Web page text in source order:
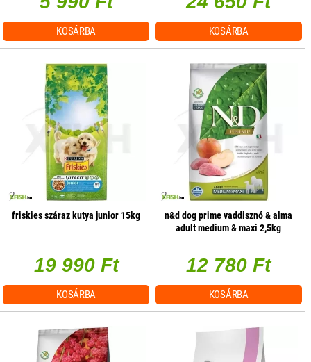
KOSÁRBA KOSÁRBA
friskies száraz kutya junior 15kg
19 990 Ft
KOSÁRBA
n&d dog prime vaddisznó & alma
adult medium & maxi 2,5kg
12 780 Ft
KOSÁRBA